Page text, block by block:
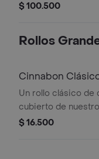
$ 100.500
Rollos
Cinnabon
Un rollo clásico de
cubierto de
frosting. Recuerda
$ 16.500